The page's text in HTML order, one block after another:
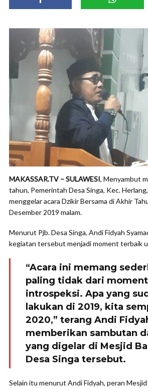
MAKASSAR.TV – SULAWESI, Menyambut
tahun, Pemerintah Desa Singa, Kec.
menggelar acara Dzikir Bersama di Akhir
Desember 2019 malam.
Menurut Pjb. Desa Singa, Andi Fidyah
kegiatan tersebut menjadi moment terbaik
“Acara ini memang
paling tidak dari
introspeksi. Apa yang
lakukan di 2019, kita
2020,” terang Andi
memberikan sambutan
yang digelar di Mesjid
Desa Singa tersebut.
Selain itu menurut Andi Fidyah, peran